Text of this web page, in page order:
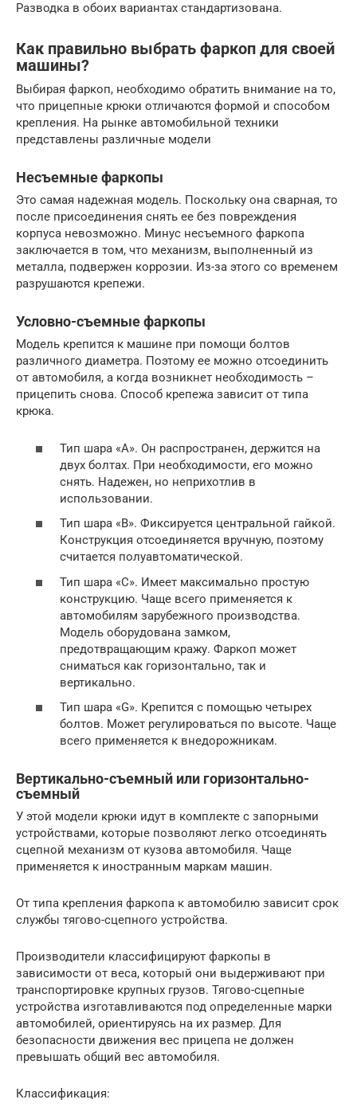
Разводка в обоих вариантах стандартизована.
Как правильно выбрать фаркоп для своей
машины?
Выбирая фаркоп, необходимо обратить внимание на то,
что прицепные крюки отличаются формой и способом
крепления. На рынке автомобильной техники
представлены различные модели
Несъемные фаркопы
Это самая надежная модель. Поскольку она сварная, то
после присоединения снять ее без повреждения
корпуса невозможно. Минус несъемного фаркопа
заключается в том, что механизм, выполненный из
металла, подвержен коррозии. Из-за этого со временем
разрушаются крепежи.
Условно-съемные фаркопы
Модель крепится к машине при помощи болтов
различного диаметра. Поэтому ее можно отсоединить
от автомобиля, а когда возникнет необходимость –
прицепить снова. Способ крепежа зависит от типа
крюка.
Тип шара «А». Он распространен, держится на
двух болтах. При необходимости, его можно
снять. Надежен, но неприхотлив в
использовании.
Тип шара «В». Фиксируется центральной гайкой.
Конструкция отсоединяется вручную, поэтому
считается полуавтоматической.
Тип шара «С». Имеет максимально простую
конструкцию. Чаще всего применяется к
автомобилям зарубежного производства.
Модель оборудована замком,
предотвращающим кражу. Фаркоп может
сниматься как горизонтально, так и
вертикально.
Тип шара «G». Крепится с помощью четырех
болтов. Может регулироваться по высоте. Чаще
всего применяется к внедорожникам.
Вертикально-съемный или горизонтально-
съемный
У этой модели крюки идут в комплекте с запорными
устройствами, которые позволяют легко отсоединять
сцепной механизм от кузова автомобиля. Чаще
применяется к иностранным маркам машин.
От типа крепления фаркопа к автомобилю зависит срок
службы тягово-сцепного устройства.
Производители классифицируют фаркопы в
зависимости от веса, который они выдерживают при
транспортировке крупных грузов. Тягово-сцепные
устройства изготавливаются под определенные марки
автомобилей, ориентируясь на их размер. Для
безопасности движения вес прицепа не должен
превышать общий вес автомобиля.
Классификация: